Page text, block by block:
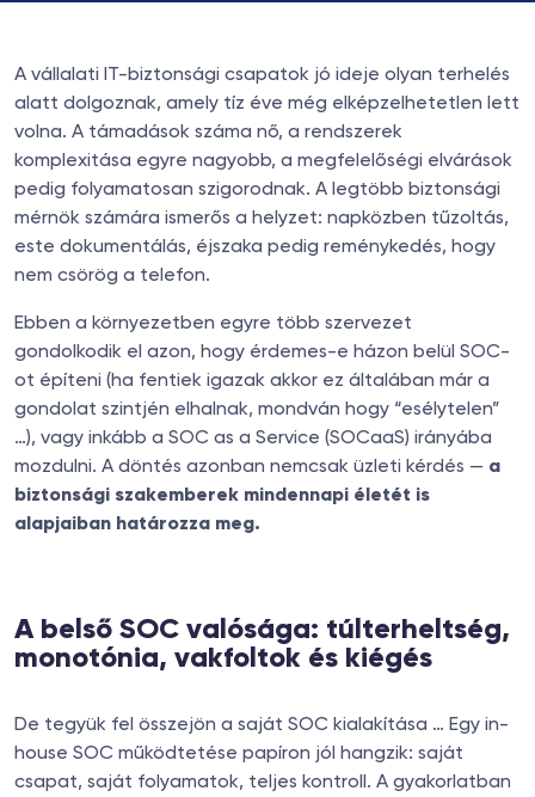
A vállalati IT-biztonsági csapatok jó ideje olyan terhelés
alatt dolgoznak, amely tíz éve még elképzelhetetlen lett
volna. A támadások száma nő, a rendszerek
komplexitása egyre nagyobb, a megfelelőségi elvárások
pedig folyamatosan szigorodnak. A legtöbb biztonsági
mérnök számára ismerős a helyzet: napközben tűzoltás,
este dokumentálás, éjszaka pedig reménykedés, hogy
nem csörög a telefon.
Ebben a környezetben egyre több szervezet
gondolkodik el azon, hogy érdemes-e házon belül SOC-
ot építeni (ha fentiek igazak akkor ez általában már a
gondolat szintjén elhalnak, mondván hogy “esélytelen”
…), vagy inkább a SOC as a Service (SOCaaS) irányába
mozdulni. A döntés azonban nemcsak üzleti kérdés — a
biztonsági szakemberek mindennapi életét is
alapjaiban határozza meg.
A belső SOC valósága: túlterheltség,
monotónia, vakfoltok és kiégés
De tegyük fel összejön a saját SOC kialakítása … Egy in-
house SOC működtetése papíron jól hangzik: saját
csapat, saját folyamatok, teljes kontroll. A gyakorlatban